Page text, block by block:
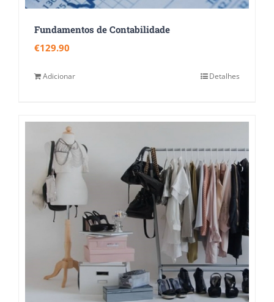
Fundamentos de Contabilidade
€129.90
Adicionar Detalhes